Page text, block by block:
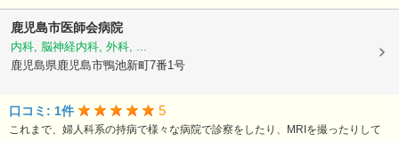
鹿児島市医師会病院
内科, 脳神経内科, 外科, ...
鹿児島県鹿児島市鴨池新町7番1号
口コミ: 1件 5
これまで、婦人科系の持病で様々な病院で診察をしたり、MRIを撮ったりして